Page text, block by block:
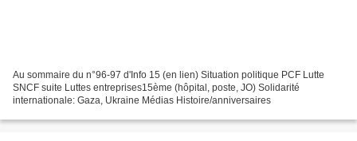
Au sommaire du n°96-97 d'Info 15 (en lien) Situation politique PCF Lutte
SNCF suite Luttes entreprises15ème (hôpital, poste, JO) Solidarité
internationale: Gaza, Ukraine Médias Histoire/anniversaires